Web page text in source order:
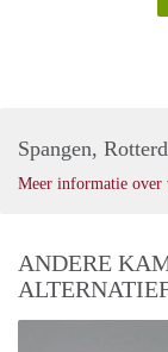
Spangen,
Meer informatie over
ANDERE